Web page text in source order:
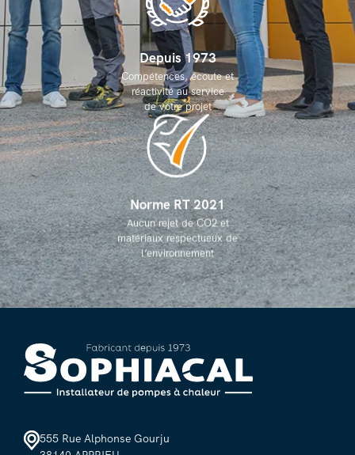
Depuis 1973
Compétences, écoute et
réactivité au service
de votre projet
Norme RT 2021
Aucun rejet de CO2 et
matériaux respectueux de
l’environnement
555 Rue Alphonse Gourju